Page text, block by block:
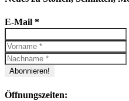
E-Mail *
Öffnungszeiten: